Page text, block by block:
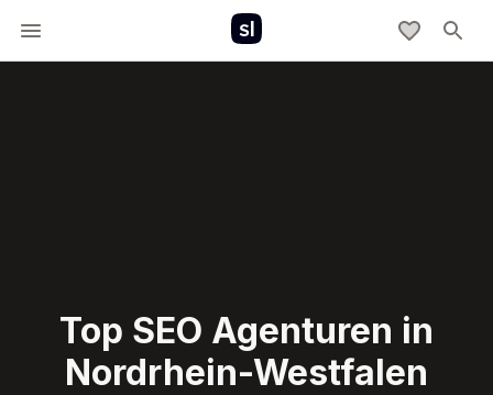
Top SEO Agenturen in
Nordrhein-Westfalen